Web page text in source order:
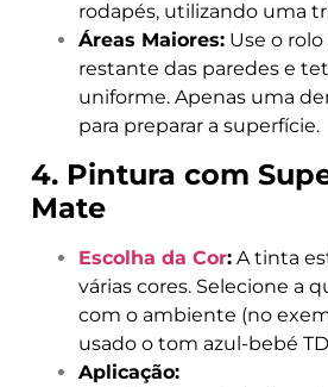
rodapés, utilizando uma
Áreas Maiores: Use o
restante das paredes e
uniforme. Apenas uma
para preparar a superfície.
4. Pintura com
Mate
Escolha da Cor: A tinta
várias cores. Selecione a
com o ambiente (no
usado o tom azul-bebé
Aplicação: